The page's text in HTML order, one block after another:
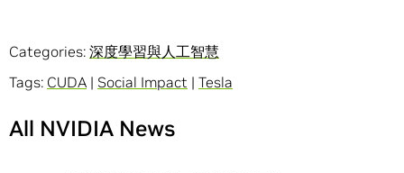
Categories: 深度學習與人工智慧
Tags: CUDA | Social Impact | Tesla
All NVIDIA News